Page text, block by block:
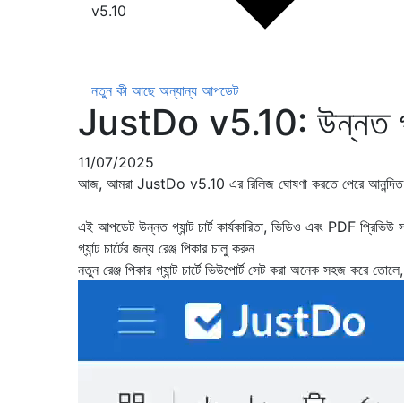
v5.10
নতুন কী আছে অন্যান্য আপডেট
JustDo v5.10: উন্নত
11/07/2025
আজ, আমরা JustDo v5.10 এর রিলিজ ঘোষণা করতে পেরে
এই আপডেট উন্নত গ্যান্ট চার্ট কার্যকারিতা, ভিডিও এবং PDF
গ্যান্ট চার্টের জন্য রেঞ্জ পিকার চালু করুন
নতুন রেঞ্জ পিকার গ্যান্ট চার্টে ভিউপোর্ট সেট করা অনেক সহজ করে